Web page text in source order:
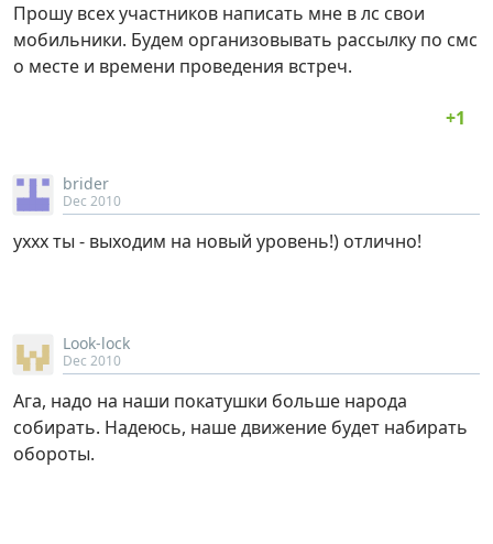
Прошу всех участников написать мне в лс свои
мобильники. Будем организовывать рассылку по смс
о месте и времени проведения встреч.
brider
Dec 2010
уххх ты - выходим на новый уровень!) отлично!
Look-lock
Dec 2010
Ага, надо на наши покатушки больше народа
собирать. Надеюсь, наше движение будет набирать
обороты.